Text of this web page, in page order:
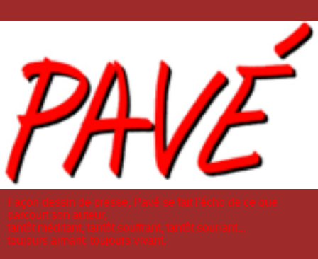
Façon dessin de presse, Pavé se fait l'écho de ce que
parcourt son auteur,
tantôt méditant, tantôt souffrant, tantôt souriant...
toujours aimant, toujours vivant.